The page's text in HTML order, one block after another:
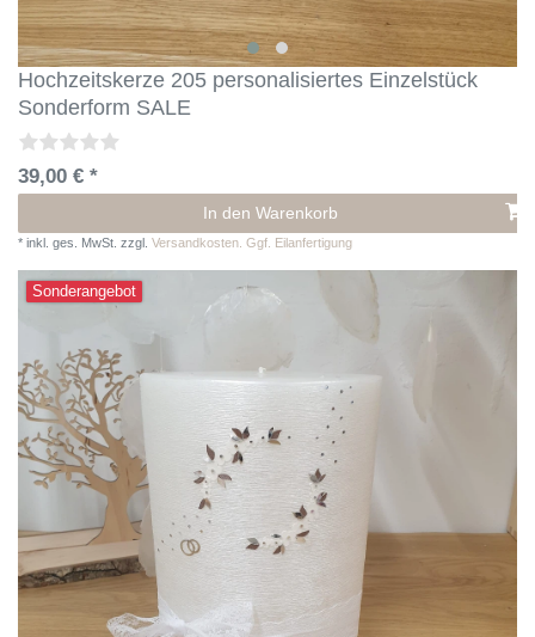
Hochzeitskerze 205 personalisiertes Einzelstück
Sonderform SALE
39,00 € *
In den Warenkorb
* inkl. ges. MwSt. zzgl. Versandkosten. Ggf. Eilanfertigung
Sonderangebot